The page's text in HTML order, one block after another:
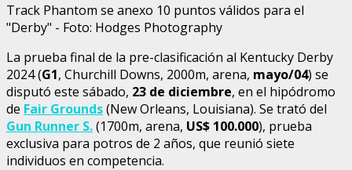
Track Phantom se anexo 10 puntos válidos para el
"Derby" - Foto: Hodges Photography
La prueba final de la pre-clasificación al Kentucky Derby
2024 (G1, Churchill Downs, 2000m, arena, mayo/04) se
disputó este sábado, 23 de diciembre, en el hipódromo
de Fair Grounds(New Orleans, Louisiana). Se trató del
Gun Runner S.(1700m, arena, US$ 100.000), prueba
exclusiva para potros de 2 años, que reunió siete
individuos en competencia.